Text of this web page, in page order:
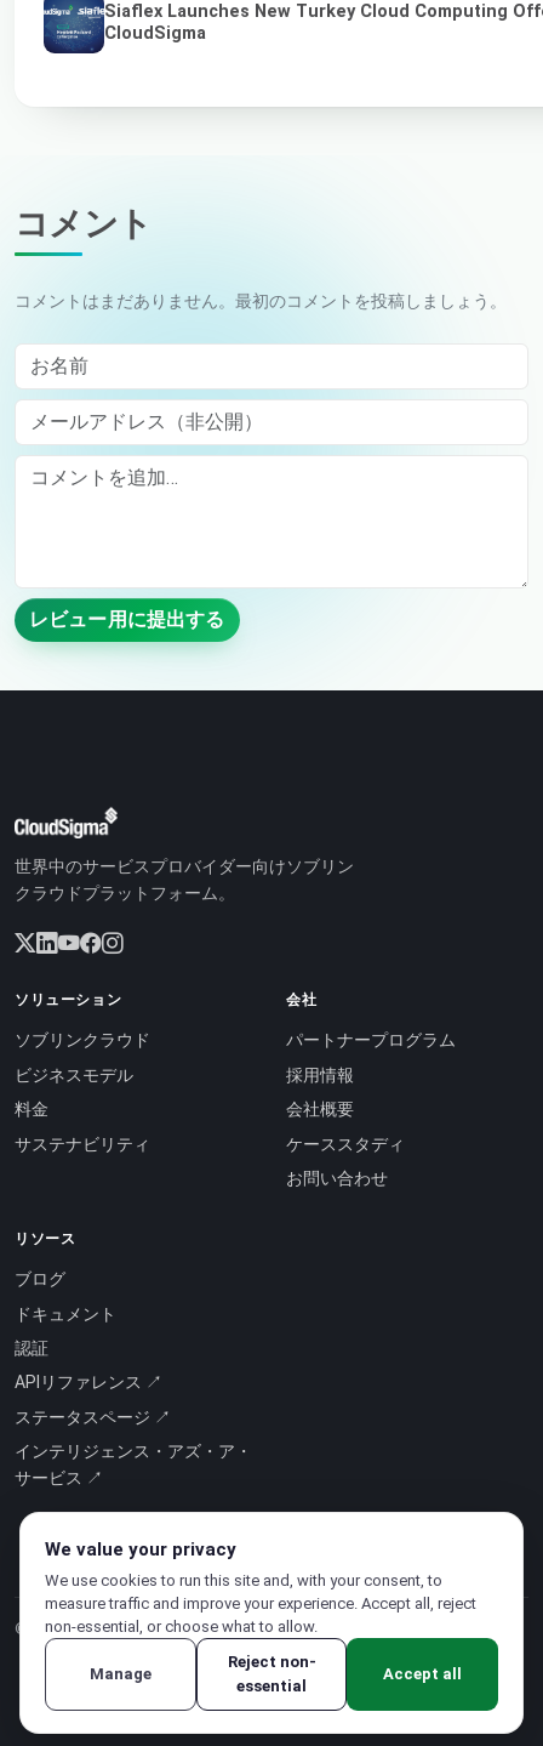
Siaflex Launches New Turkey Cloud Computing
CloudSigma
コメント
コメントはまだありません。最初のコメントを投稿しましょう。
お名前
メールアドレス（非公開）
Comment
レビュー用に提出する
世界中のサービスプロバイダー向けソブリン
クラウドプラットフォーム。
ソリューション
ソブリンクラウド
ビジネスモデル
料金
サステナビリティ
会社
パートナープログラム
採用情報
会社概要
ケーススタディ
お問い合わせ
リソース
ブログ
ドキュメント
認証
APIリファレンス ↗
ステータスページ ↗
インテリジェンス・アズ・ア・
サービス ↗
© 2026 CloudSigma Holding AG.無断複写・転載を禁じます
プライバシーポリシー
We value your privacy
We use cookies to run this site and, with your consent, to
measure traffic and improve your experience. Accept all, reject
non-essential, or choose what to allow.
Manage
Reject non-
essential
Accept all